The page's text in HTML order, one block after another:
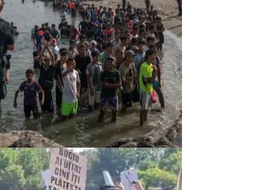
Curs valutar: 05 Aug 2026
EUR: 5,2489 RON
-0,0008 ▼
USD: 4,5480 RON
-0,0144 ▼
CHF : 5,6210 RON
-0,0093 ▼
GBP : 6,1244 RON
-0,0074 ▼
Convertor valutar
»
Rezultat: -